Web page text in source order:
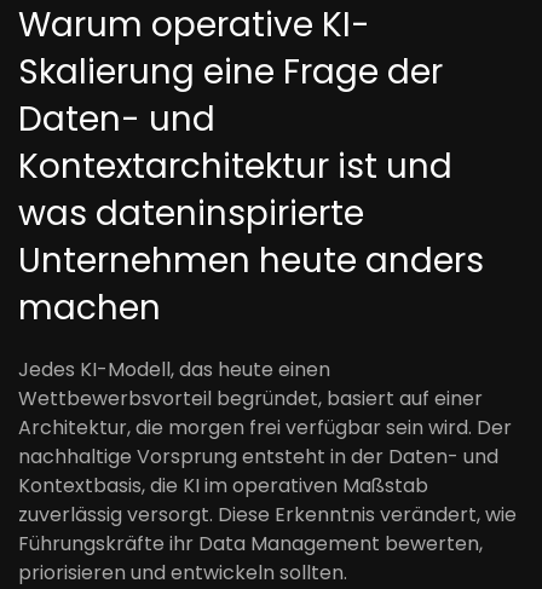
Warum operative KI-
Skalierung eine Frage der
Daten- und
Kontextarchitektur ist und
was dateninspirierte
Unternehmen heute anders
machen
Jedes KI-Modell, das heute einen
Wettbewerbsvorteil begründet, basiert auf einer
Architektur, die morgen frei verfügbar sein wird. Der
nachhaltige Vorsprung entsteht in der Daten- und
Kontextbasis, die KI im operativen Maßstab
zuverlässig versorgt. Diese Erkenntnis verändert, wie
Führungskräfte ihr Data Management bewerten,
priorisieren und entwickeln sollten.